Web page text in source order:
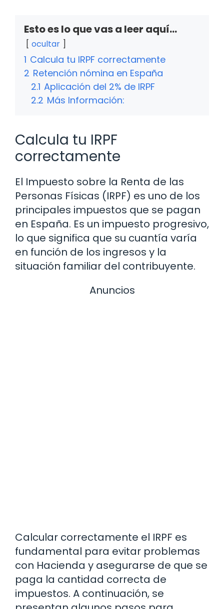
Esto es lo que vas a leer aquí...
ocultar
1 Calcula tu IRPF correctamente
2 Retención nómina en España
2.1 Aplicación del 2% de IRPF
2.2 Más Información:
Calcula tu IRPF
correctamente
El Impuesto sobre la Renta de las
Personas Físicas (IRPF) es uno de los
principales impuestos que se pagan
en España. Es un impuesto progresivo,
lo que significa que su cuantía varía
en función de los ingresos y la
situación familiar del contribuyente.
Anuncios
Calcular correctamente el IRPF es
fundamental para evitar problemas
con Hacienda y asegurarse de que se
paga la cantidad correcta de
impuestos. A continuación, se